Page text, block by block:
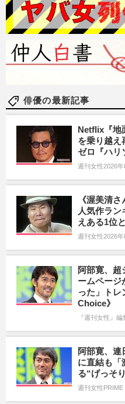
俳優の最新記事
Netflix『地
を乗り越え
ゼロ『ハリ
週刊女性2026
《渥美清
人気作ラ
えある1位
週刊女性2026
阿部寛、超
ームページ
った」トレ
Choice》
『週刊女性』編
阿部寛、連
に直結も「
る“げっそ
週刊女性PRIME